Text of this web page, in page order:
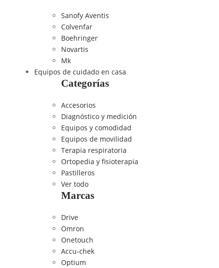
Sanofy Aventis
Colvenfar
Boehringer
Novartis
Mk
Equipos de cuidado en casa
Categorías
Accesorios
Diagnóstico y medición
Equipos y comodidad
Equipos de movilidad
Terapia respiratoria
Ortopedia y fisioterapia
Pastilleros
Ver todo
Marcas
Drive
Omron
Onetouch
Accu-chek
Optium